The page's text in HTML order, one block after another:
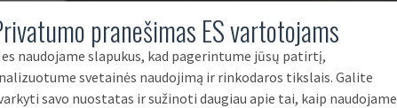
pranešimas ES vartotojams
naudojame slapukus, kad pagerintume jūsų patirtį,
svetainės naudojimą ir rinkodaros tikslais. Galite
savo nuostatas ir sužinoti daugiau apie tai, kaip naudojame